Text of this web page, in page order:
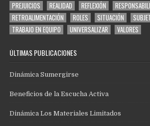
PREJUICIOS
REALIDAD REFLEXIÓN
RETROALIMENTACIÓN
ROLES SITUACIÓN
TRABAJO EN EQUIPO
UNIVERSALIZAR VALORES
ÚLTIMAS PUBLICACIONES
Dinámica Sumergirse
Beneficios de la Escucha Activa
Dinámica Los Materiales Limitados